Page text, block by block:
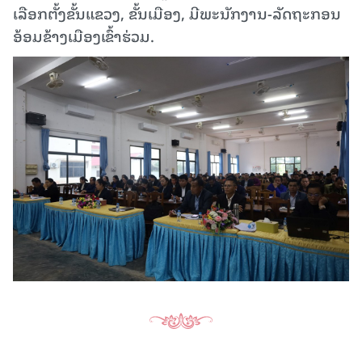
ເລືອກຕັ້ງຂັ້ນແຂວງ, ຂັ້ນເມືອງ, ມີພະນັກງານ-ລັດຖະກອນ
ອ້ອມຂ້າງເມືອງເຂົ້າຮ່ວມ.